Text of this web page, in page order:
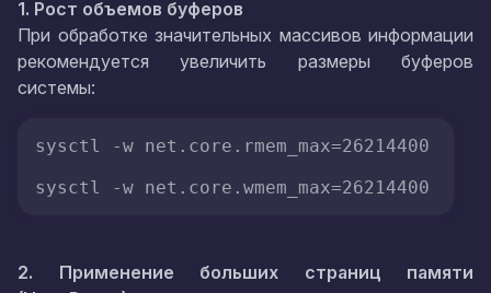
1. Рост объемов буферов
При обработке значительных массивов информации
рекомендуется увеличить размеры буферов
системы:
sysctl -w net.core.rmem_max=26214400
sysctl -w net.core.wmem_max=26214400
2. Применение больших страниц памяти